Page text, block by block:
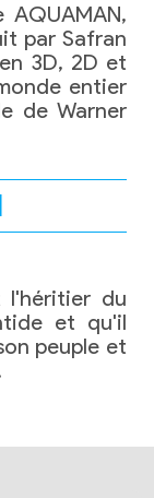
AQUAMAN,
par Safran
3D, 2D et
entier
de Warner
l'héritier du
et qu'il
peuple et